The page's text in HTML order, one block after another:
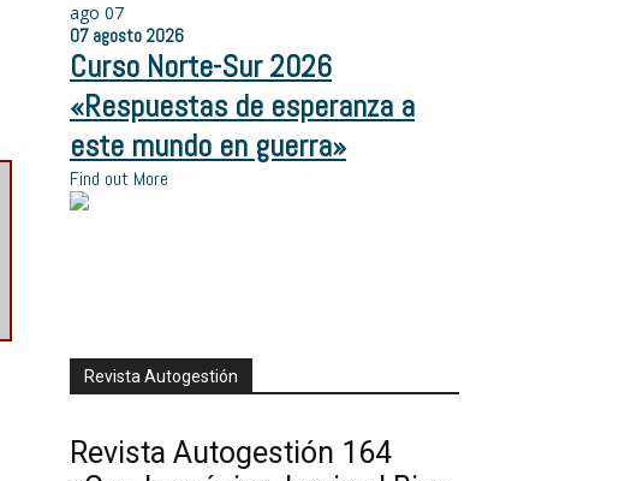
ago 07
07 agosto 2026
Curso Norte-Sur 2026
«Respuestas de esperanza a
este mundo en guerra»
Find out More
Revista Autogestión
Revista Autogestión 164